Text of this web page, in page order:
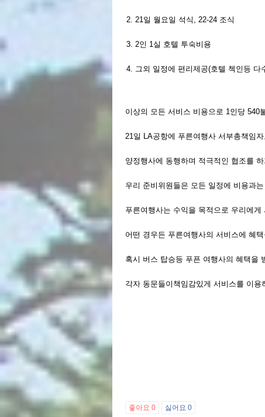
21일 월요일 석식, 22-24 조식
2인 1실 호텔 투숙비용
그외 일정에 편리제공(호텔 첵인등 다
이상의 모든 서비스 비용으로 1인당 540
21일 LA공항에 푸른여행사 서부총책임
양정행사에 동행하며 적극적인 협조를
우리 준비위원들은 모든 일정에 비용과
푸른여행사는 수익을 목적으로 우리에
어떤 경우든 푸른여행사의 서비스에 혜
혹시 버스 탑승등 푸픈 여행사의 혜택을
각자 동문들이책임감있게 서비스를 이용
좋아요 0 싫어요 0